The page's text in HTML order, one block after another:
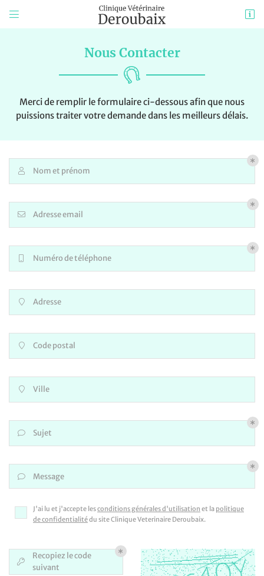

Accueil

630 RD820 – Les Baccarets
 Adresse email de réception
 Code captcha
Rafraîchir le captcha
en utilisantle formulaire de désinscription
Nous Contacter
Merci de remplir le formulaire ci-dessous afin que nous
puissions traiter votre demande dans les meilleurs délais.
 Nom et prénom
 Adresse email
Numéro de téléphone
 Adresse
 Code postal
 Ville
 Sujet
 Message
J'ai lu et j'accepte lesconditions générales d'utilisation et la politique
de confidentialitédu siteClinique Veterinaire Deroubaix.

Recopiez le code
suivant